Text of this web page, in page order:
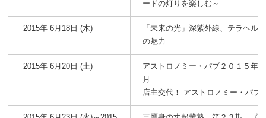
ードの灯りを楽しむ～
2015年 6月18日 (木)
「未来の光」深紫外線、テラヘル
の魅力
2015年 6月20日 (土)
アストロノミー・パブ２０１５年６
月
店主交代！ アストロノミー・パブ